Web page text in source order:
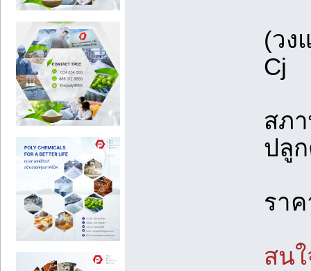
(วง
Cj
สภ
ปลู
รา
สน